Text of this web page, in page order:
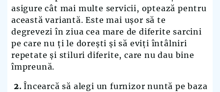
asigure cât mai multe servicii, optează pentru
această variantă. Este mai ușor să te
degrevezi în ziua cea mare de diferite sarcini
pe care nu ți le dorești și să eviți întâlniri
repetate și stiluri diferite, care nu dau bine
împreună.
2. Încearcă să alegi un furnizor nuntă pe baza